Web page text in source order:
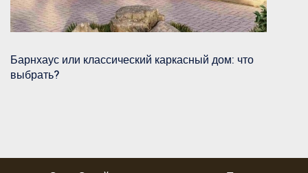
Барнхаус или классический каркасный дом: что
выбрать?